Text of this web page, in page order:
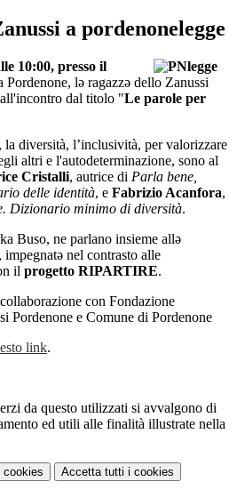
a pordenonelegge
10:00, presso il
Pordenone, lə ragazzə dello Zanussi
dal titolo "Le parole per
diversità, l’inclusività, per valorizzare
altri e l'autodeterminazione, sono al
Cristalli, autrice di Parla bene,
delle identità, e Fabrizio Acanfora,
Dizionario minimo di diversità.
Buso, ne parlano insieme allə
, impegnatə nel contrasto alle
il progetto RIPARTIRE.
con Fondazione
Pordenone e Comune di Pordenone
link.
da questo utilizzati si avvalgono di
ed utili alle finalità illustrate nella
cookies Accetta tutti i cookies